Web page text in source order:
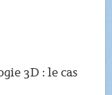
3D : le cas